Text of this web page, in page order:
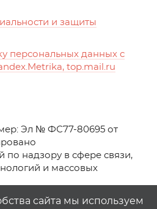
и защиты
персональных данных с
top.mail.ru
Эл № ФС77-80695 от
по надзору в сфере связи,
и массовых
Ростовский» (2021-2025)
сайта мы используем